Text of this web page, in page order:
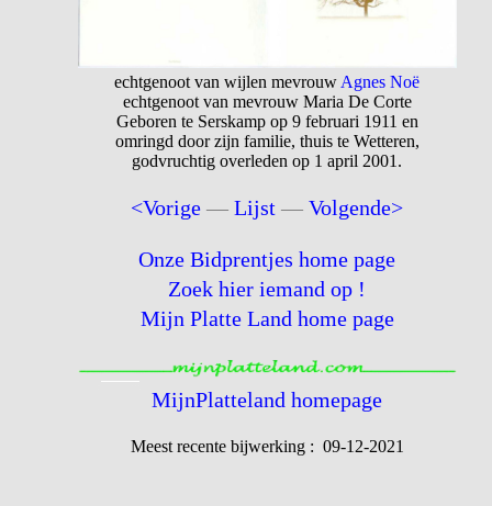
echtgenoot van wijlen mevrouw Agnes Noë
echtgenoot van mevrouw Maria De Corte
Geboren te Serskamp op 9 februari 1911 en
omringd door zijn familie, thuis te Wetteren,
godvruchtig overleden op 1 april 2001.
<Vorige —Lijst —Volgende>
Onze Bidprentjes home page
Zoek hier iemand op !
Mijn Platte Land home page
MijnPlatteland homepage
Meest recente bijwerking : 09-12-2021